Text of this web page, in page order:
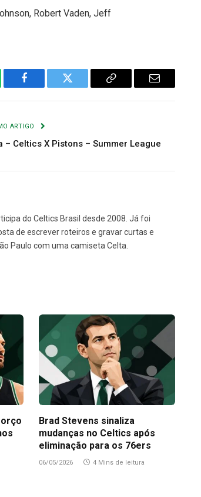
Robert Vaden, Jeff
Facebook Twitter
Copiar
E-
ARTIGO
– Celtics X Pistons – Summer League
do Celtics Brasil desde 2008. Já foi
de escrever roteiros e gravar curtas e
Paulo com uma camiseta Celta.
Brad Stevens sinaliza
mudanças no Celtics após
eliminação para os 76ers
06/05/2026 4 Mins de leitura